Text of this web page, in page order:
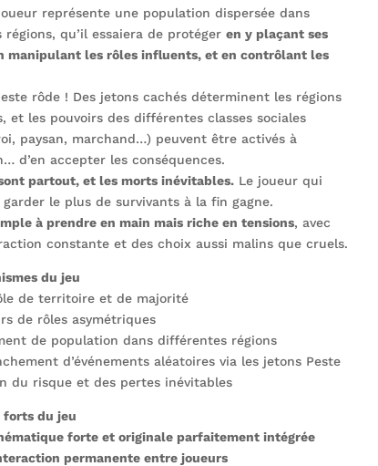
représente une population dispersée dans
régions, qu’il essaiera de protégeren y plaçant ses
manipulant les rôles influents, et en contrôlant les
rôde ! Des jetons cachés déterminent les régions
et les pouvoirs des différentes classes sociales
paysan, marchand…) peuvent être activés à
d’en accepter les conséquences.
partout, et les morts inévitables. Le joueur qui
le plus de survivants à la fin gagne.
à prendre en main mais riche en tensions, avec
constante et des choix aussi malins que cruels.
du jeu
de territoire et de majorité
de rôles asymétriques
de population dans différentes régions
d’événements aléatoires via les jetons Peste
du risque et des pertes inévitables
forts du jeu
forte et originale parfaitement intégrée
permanente entre joueurs